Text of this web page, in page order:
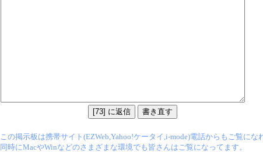
この掲示板は携帯サイト(EZWeb,Yahoo!ケータイ,i-mode)電話からもご覧にな
同時にMacやWinなどのさまざまな環境でも皆さんはご覧になってます。